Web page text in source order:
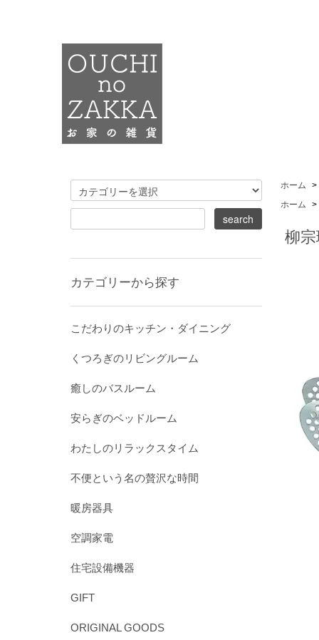
ホーム
>
ホーム
>
柳
カテゴリーから探す
こだわりのキッチン・ダイニング
くつろぎのリビングルーム
癒しのバスルーム
安らぎのベッドルーム
わたしのリラックスタイム
不便という名の贅沢な時間
暖房器具
空調家電
住宅設備機器
GIFT
ORIGINAL GOODS